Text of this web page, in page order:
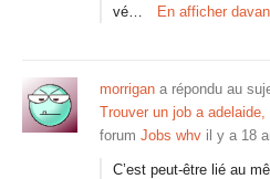
vé…
En afficher
morrigan a répondu au
Trouver un job a
forum Jobs whv il y a 18
C’est peut-être lié au